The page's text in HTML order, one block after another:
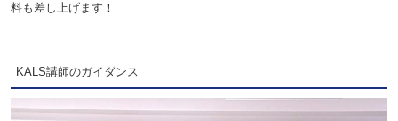
料も差し上げます！
KALS講師のガイダンス